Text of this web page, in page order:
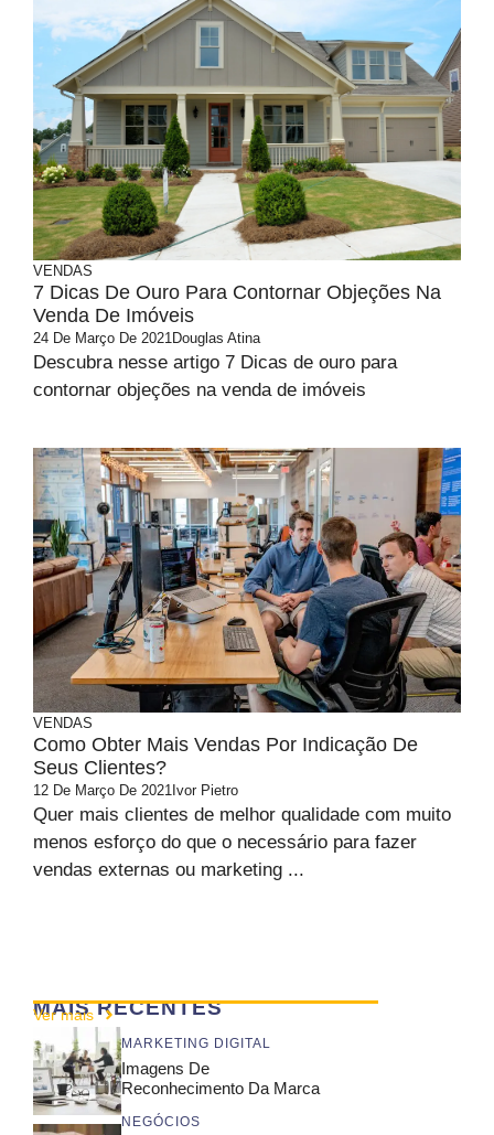
VENDAS
7 Dicas De Ouro Para Contornar Objeções Na
Venda De Imóveis
24 De Março De 2021 Douglas Atina
Descubra nesse artigo 7 Dicas de ouro para
contornar objeções na venda de imóveis
VENDAS
Como Obter Mais Vendas Por Indicação De
Seus Clientes?
12 De Março De 2021 Ivor Pietro
Quer mais clientes de melhor qualidade com muito
menos esforço do que o necessário para fazer
vendas externas ou marketing ...
MAIS RECENTES
Ver mais
MARKETING DIGITAL
Imagens De
Reconhecimento Da Marca
NEGÓCIOS